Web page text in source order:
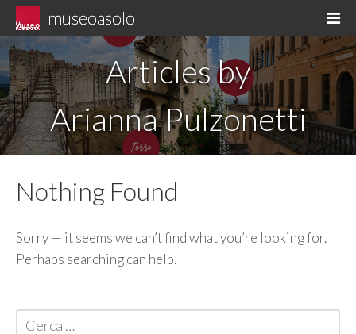
Skip
to
content
museoasolo
Asolo museo diffuso
Articles by
Arianna Pulzonetti
Nothing Found
Sorry — it seems we can’t find what you’re looking for.
Perhaps searching can help.
Ricerca